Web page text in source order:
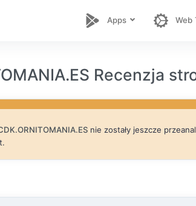
Apps Web
Recenzja
nie zostały jeszcze